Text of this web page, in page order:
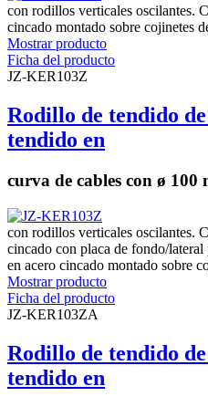
con rodillos verticales oscilantes.
cincado montado sobre cojinetes
Mostrar producto
Ficha del producto
JZ-KER103Z
Rodillo de tendido
tendido en
curva de cables con ø 100
con rodillos verticales oscilantes.
cincado con placa de fondo/
en acero cincado montado sobre
Mostrar producto
Ficha del producto
JZ-KER103ZA
Rodillo de tendido
tendido en